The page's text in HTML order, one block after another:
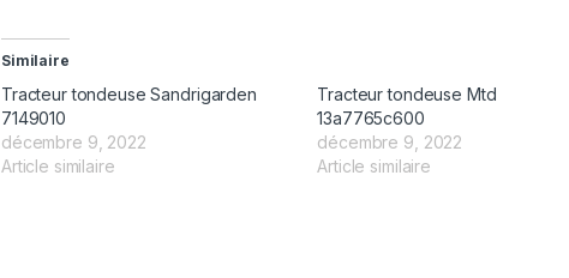
Similaire
Tracteur tondeuse Sandrigarden
7149010
décembre 9, 2022
Article similaire
Tracteur tondeuse Mtd
13a7765c600
décembre 9, 2022
Article similaire